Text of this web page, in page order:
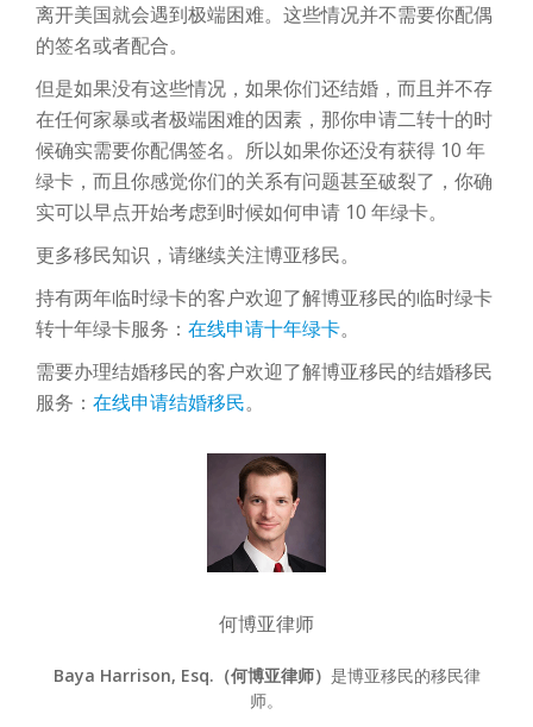
离开美国就会遇到极端困难。这些情况并不需要你配偶
的签名或者配合。
但是如果没有这些情况，如果你们还结婚，而且并不存
在任何家暴或者极端困难的因素，那你申请二转十的时
候确实需要你配偶签名。所以如果你还没有获得 10 年
绿卡，而且你感觉你们的关系有问题甚至破裂了，你确
实可以早点开始考虑到时候如何申请 10 年绿卡。
更多移民知识，请继续关注博亚移民。
持有两年临时绿卡的客户欢迎了解博亚移民的临时绿卡
转十年绿卡服务： 在线申请十年绿卡。
需要办理结婚移民的客户欢迎了解博亚移民的结婚移民
服务： 在线申请结婚移民。
何博亚律师
Baya Harrison, Esq.（何博亚律师） 是博亚移民的移民律
师。